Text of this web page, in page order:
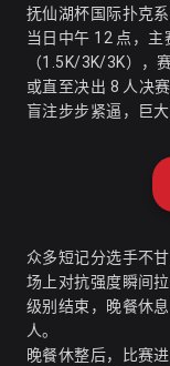
抚仙湖杯国际扑克
当日中午 12 点，主
（1.5K/3K/3K），
或直至决出 8 人决
盲注步步紧逼，巨
众多短记分选手不
场上对抗强度瞬间
级别结束，晚餐休
人。
晚餐休整后，比赛